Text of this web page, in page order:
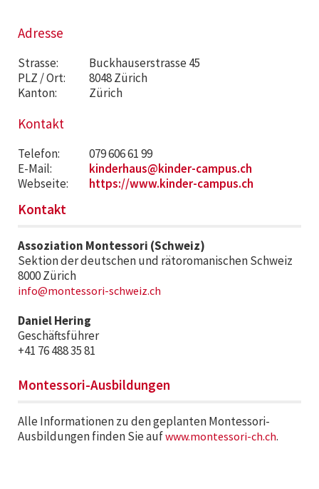
Adresse
Strasse:
Buckhauserstrasse 45
PLZ / Ort:
8048 Zürich
Kanton:
Zürich
Kontakt
Telefon:
079 606 61 99
E-Mail:
kinderhaus@kinder-campus.ch
Webseite:
https://www.kinder-campus.ch
Kontakt
Assoziation Montessori (Schweiz)
Sektion der deutschen und rätoromanischen Schweiz
8000 Zürich
info@montessori-schweiz.ch
Daniel Hering
Geschäftsführer
+41 76 488 35 81
Montessori-Ausbildungen
Alle Informationen zu den geplanten Montessori-
Ausbildungen finden Sie aufwww.montessori-ch.ch.